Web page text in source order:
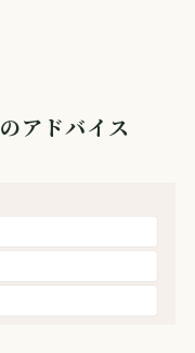
アドバイス